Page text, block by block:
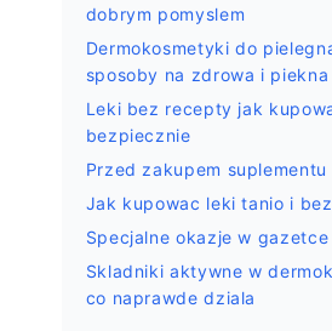
dobrym pomyslem
Dermokosmetyki do
sposoby na zdrowa i piekna
Leki bez recepty jak
bezpiecznie
Przed zakupem suplementu
Jak kupowac leki tanio i
Specjalne okazje w
Skladniki aktywne w
co naprawde dziala